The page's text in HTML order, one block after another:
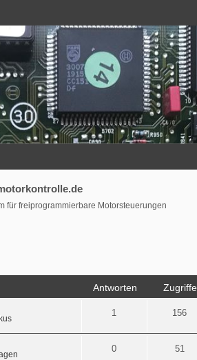
für freiprogrammierbare Motorsteuerungen
Antworten Zugriffe
1 156
0 51